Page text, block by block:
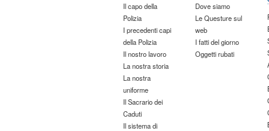
Il capo della
Polizia
I precedenti capi
della Polizia
Il nostro lavoro
La nostra storia
La nostra
uniforme
Il Sacrario dei
Caduti
Il sistema di
Dove siamo
Le Questure sul
web
I fatti del giorno
Oggetti rubati